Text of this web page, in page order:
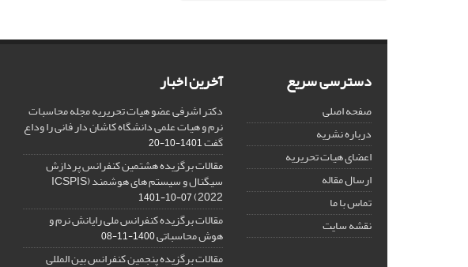
دسترسی سریع
صفحه اصلی
درباره نشریه
اعضای هیات تحریریه
ارسال مقاله
تماس با ما
نقشه سایت
آخرین اخبار
دکتر اشرفی عضو هیات تحریریه مجله محاسبات
نرم و هیات علمی دانشگاه کاشان دار فانی را وداع
گفت1401-10-20
مقالات برگزیده هشتمین کنفرانس پردازش
سیگنال و سیستم های هوشمند (ICSPIS
2022)
1401-10-07
مقالات برگزیده کنفرانس ملی رایانش نرم و
هوش محاسباتی1400-11-08
مقالات برگزیده پنجمین کنفرانس بین المللی